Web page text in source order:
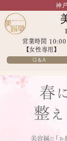
神
営業時間 10:00
【女性専用
Q＆A